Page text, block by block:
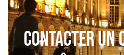
Contacter